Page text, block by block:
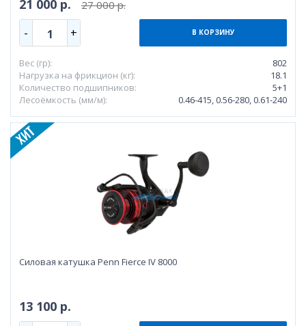
21 000 р. 27 000 р.
- 1 + В КОРЗИНУ
Вес (гр):
802
Нагрузка на фрикцион (кг):
18.1
Количество подшипников:
5+1
Лесоёмкость (мм/м):
0.46-415, 0.56-280, 0.61-240
Силовая катушка Penn Fierce IV 8000
13 100 р.